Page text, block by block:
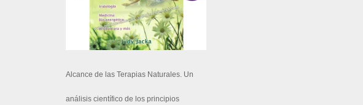
Alcance de las Terapias Naturales. Un
análisis científico de los principios